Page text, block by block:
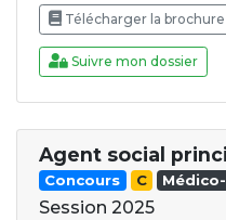
Télécharger la brochure
Suivre mon dossier
Agent social
Concours C
Session 2025